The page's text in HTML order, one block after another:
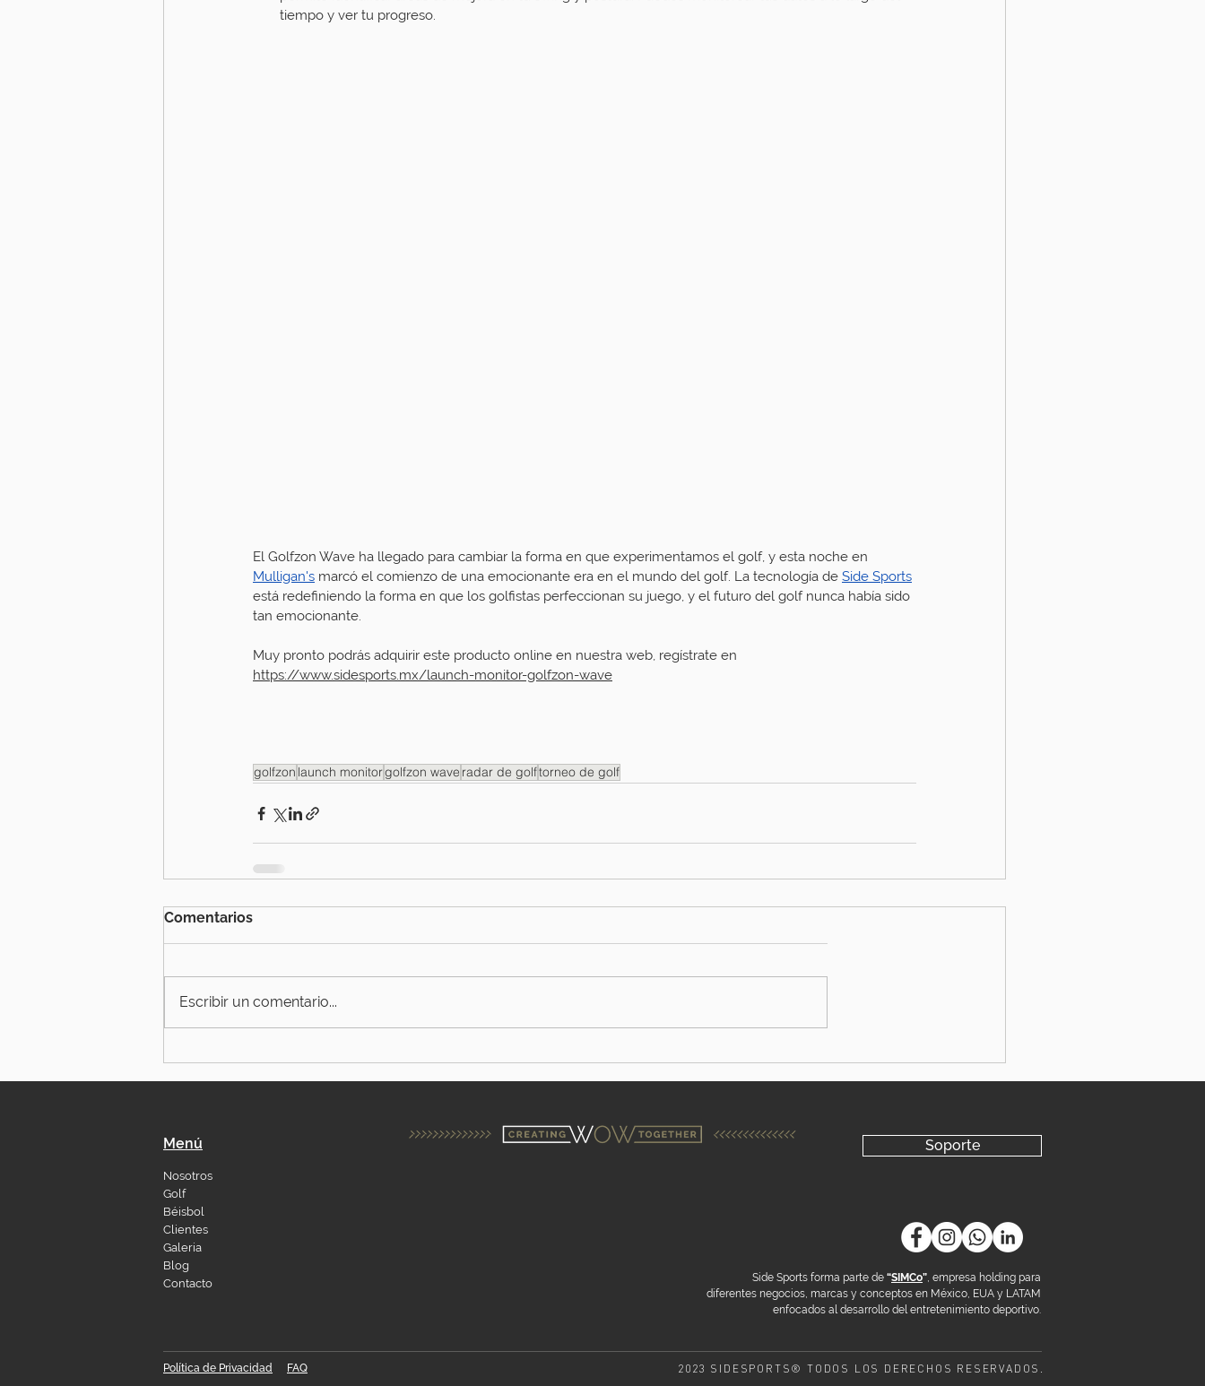
tiempo y ver tu progreso.
El Golfzon Wave ha llegado para cambiar la forma en que experimentamos el golf, y esta noche en
Mulligan's marcó el comienzo de una emocionante era en el mundo del golf. La tecnología de Side Sports
está redefiniendo la forma en que los golfistas perfeccionan su juego, y el futuro del golf nunca había sido
tan emocionante.
Muy pronto podrás adquirir este producto online en nuestra web, regístrate en
https://www.sidesports.mx/launch-monitor-golfzon-wave
golfzon launch monitorgolfzon wave radar de golftorneo de golf
Comentarios
Escribir un comentario...
Menú
Nosotros
Golf
Béisbol
Clientes
Galeria
Blog
Contacto
Soporte
Side Sports forma parte de “SIMCo”, empresa holding para
diferentes negocios, marcas y conceptos en México, EUA y LATAM
enfocados al desarrollo del entretenimiento deportivo.
Política de Privacidad FAQ 2023 SIDESPORTS® TODOS LOS DERECHOS RESERVADOS.